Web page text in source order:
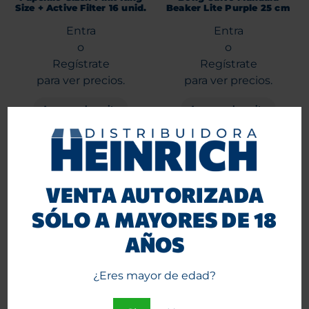
VENTA AUTORIZADA
SÓLO A MAYORES DE 18
AÑOS
¿Eres mayor de edad?
Size + Active Filter 16 unid.
Entra
o
Regístrate
para ver precios.
Agregar al carrito
Beaker Lite Purple 25 cm
Entra
o
Regístrate
para ver precios.
Agregar al carrito
G-Rollz Hemp Wraps X 4